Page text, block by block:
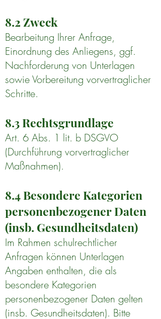
8.2 Zweck
Bearbeitung Ihrer Anfrage,
Einordnung des Anliegens, ggf.
Nachforderung von Unterlagen
sowie Vorbereitung vorvertraglicher
Schritte.
8.3 Rechtsgrundlage
Art. 6 Abs. 1 lit. b DSGVO
(Durchführung vorvertraglicher
Maßnahmen).
8.4 Besondere Kategorien
personenbezogener Daten
(insb. Gesundheitsdaten)
Im Rahmen schulrechtlicher
Anfragen können Unterlagen
Angaben enthalten, die als
besondere Kategorien
personenbezogener Daten gelten
(insb. Gesundheitsdaten). Bitte